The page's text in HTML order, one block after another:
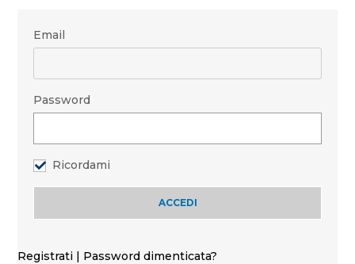
Email
Password
Ricordami
Registrati | Password dimenticata?